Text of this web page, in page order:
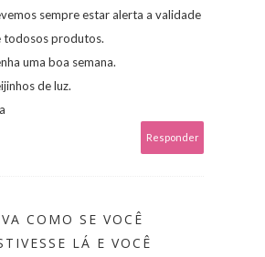
sempre estar alerta a validade
todosos produtos.
uma boa semana.
de luz.
Responder
COMO SE VOCÊ
LÁ E VOCÊ